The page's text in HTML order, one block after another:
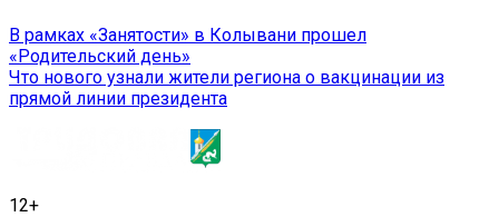
Навигация
по
записям
В рамках «Занятости» в Колывани прошел
«Родительский день»
Что нового узнали жители региона о вакцинации из
прямой линии президента
12+